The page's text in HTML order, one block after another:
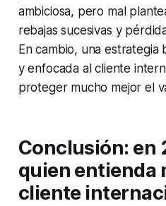
ambiciosa, pero mal
rebajas sucesivas y
En cambio, una
y enfocada al cliente
proteger mucho mejor el
Conclusión: en
quien entienda
cliente